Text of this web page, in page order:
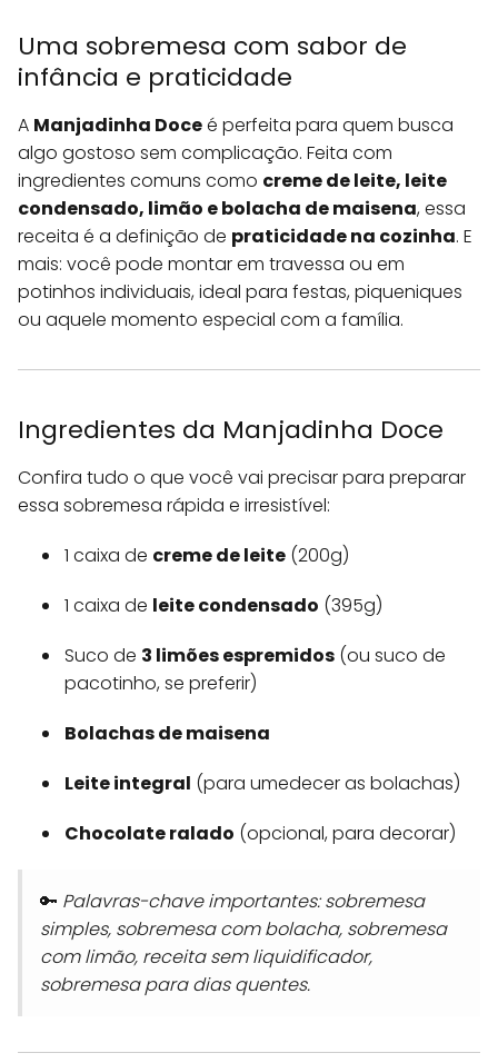
Uma sobremesa com sabor de
infância e praticidade
A Manjadinha Doceé perfeita para quem busca
algo gostoso sem complicação. Feita com
ingredientes comuns como creme de leite, leite
condensado, limão e bolacha de maisena, essa
receita é a definição de praticidade na cozinha. E
mais: você pode montar em travessa ou em
potinhos individuais, ideal para festas, piqueniques
ou aquele momento especial com a família.
Ingredientes da Manjadinha Doce
Confira tudo o que você vai precisar para preparar
essa sobremesa rápida e irresistível:
1 caixa de creme de leite (200g)
1 caixa de leite condensado (395g)
Suco de 3 limões espremidos (ou suco de
pacotinho, se preferir)
Bolachas de maisena
Leite integral (para umedecer as bolachas)
Chocolate ralado (opcional, para decorar)
🔑 Palavras-chave importantes: sobremesa
simples, sobremesa com bolacha, sobremesa
com limão, receita sem liquidificador,
sobremesa para dias quentes.